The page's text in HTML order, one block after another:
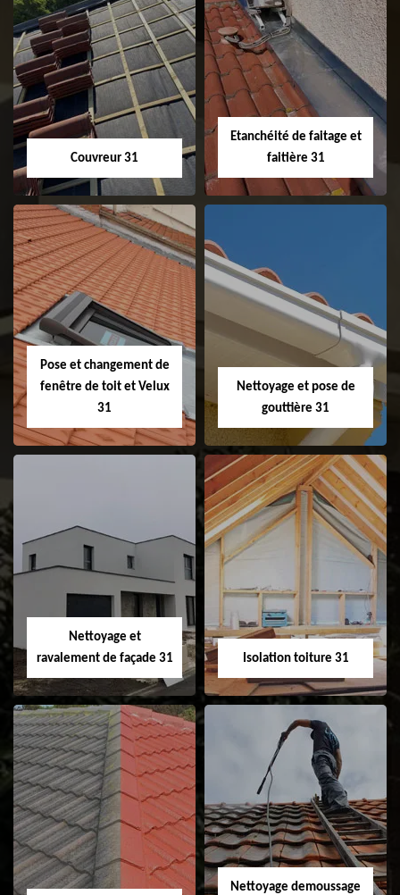
Couvreur 31
Couvreur 31
Etanchéité de faitage et
faitière 31
Etanchéité de
faitage et faitière
31
Pose et changement de
fenêtre de toit et Velux
31
Pose et
changement de
fenêtre de toit et
Velux 31
Nettoyage et pose de
gouttière 31
Nettoyage et pose
Nettoyage et
ravalement de façade 31
Nettoyage et
ravalement de
façade 31
Isolation toiture 31
Isolation toiture 31
Nettoyage demoussage